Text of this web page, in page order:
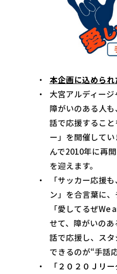
本企画に込められ
大宮アルディー
障がいのある人
話で応援するこ
ー」を開催して
んで2010年に再
を迎えます。
「サッカー応援
ン」を合言葉に
「愛してるぜWe
せて、障がいの
話で応援し、ス
できるのが“手話
「２０２０Ｊリ